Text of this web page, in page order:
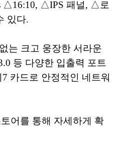
△16:10, △IPS 패널, △로
있다.
는 크고 웅장한 서라운
등 다양한 입출력 포트
카드로 안정적인 네트워
어를 통해 자세하게 확